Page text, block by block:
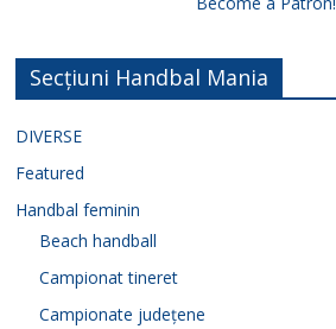
Secțiuni Handbal Mania
DIVERSE
Featured
Handbal feminin
Beach handball
Campionat tineret
Campionate județene